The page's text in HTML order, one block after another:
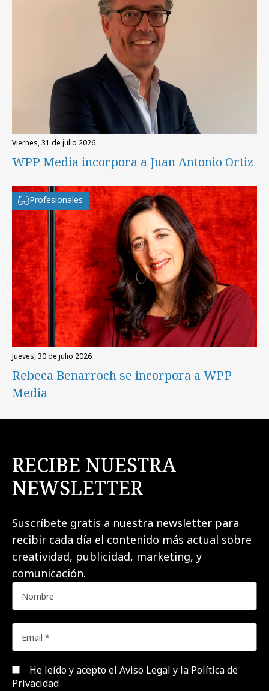
viernes, 31 de julio 2026
WPP Media incorpora a Juan Antonio Ortiz
Profesionales
jueves, 30 de julio 2026
Rebeca Benarroch se incorpora a WPP
Media
RECIBE NUESTRA
NEWSLETTER
Suscríbete gratis a nuestra newsletter para
recibir cada día el contenido más actual sobre
creatividad, publicidad, marketing, y
comunicación.
He leído y acepto el Aviso Legal y la Política de
Privacidad